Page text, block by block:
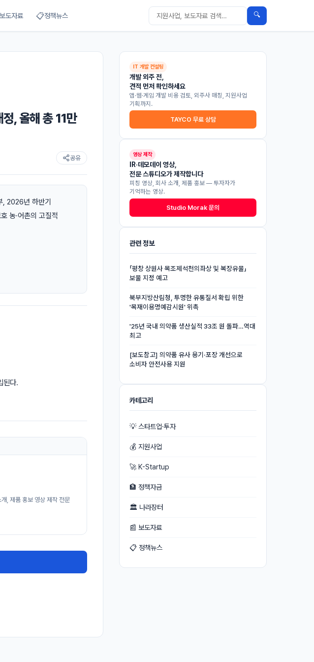
보도자료 📋정책뉴스 🔍
, 올해 총 11만
공유
, 2026년 하반기
농·어촌의 고질적
된다.
, 제품 홍보 영상 제작 전문
IT 개발 컨설팅
개발 외주 전,
견적 먼저 확인하세요
앱·웹·게임 개발 비용 검토, 외주사 매칭, 지원사업
기획까지.
TAYCO 무료 상담
영상 제작
IR·데모데이 영상,
전문 스튜디오가 제작합니다
피칭 영상, 회사 소개, 제품 홍보 — 투자자가
기억하는 영상.
Studio Morak 문의
관련 정보
「평창 상원사 목조제석천의좌상 및 복장유물」
보물 지정 예고
북부지방산림청, 투명한 유통질서 확립 위한
'목재이용명예감시원' 위촉
'25년 국내 의약품 생산실적 33조 원 돌파…역대
최고
[보도참고] 의약품 유사 용기·포장 개선으로
소비자 안전사용 지원
카테고리
💡 스타트업·투자
💰 지원사업
🚀 K-Startup
🏦 정책자금
🏛 나라장터
📰 보도자료
📋 정책뉴스